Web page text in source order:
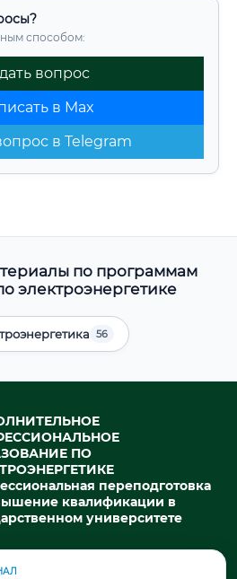
способом:
вопрос
в Max
в Telegram
по программам
электроэнергетике
56
ПО
переподготовка
квалификации в
университете